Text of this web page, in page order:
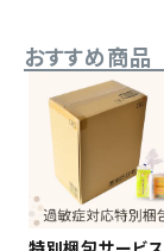
おすすめ商品